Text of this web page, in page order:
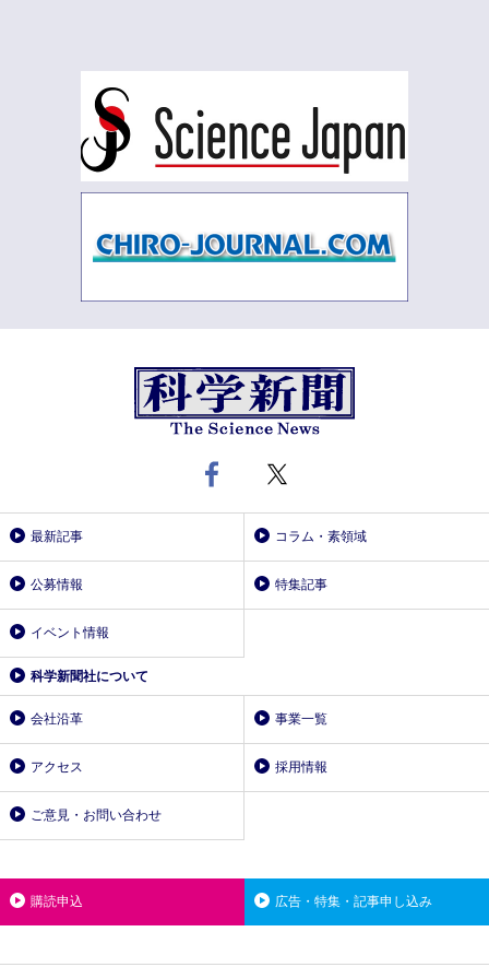
最新記事 コラム・素領域
公募情報 特集記事
イベント情報
科学新聞社について
会社沿革 事業一覧
アクセス 採用情報
ご意見・お問い合わせ
購読申込 広告・特集・記事申し込み